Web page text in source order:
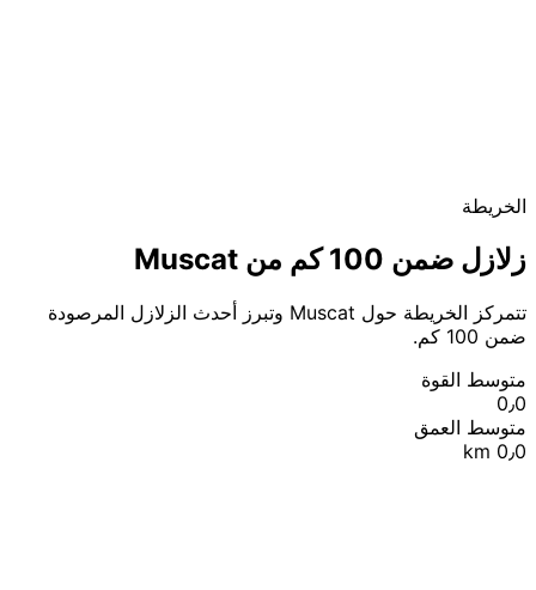
الخريطة
زلازل ضمن 100 كم من Muscat
تتمركز الخريطة حول Muscat وتبرز أحدث الزلازل المرصودة
ضمن 100 كم.
متوسط القوة
0٫0
متوسط العمق
0٫0 km
Leaflet
© OpenStreetMap contributors